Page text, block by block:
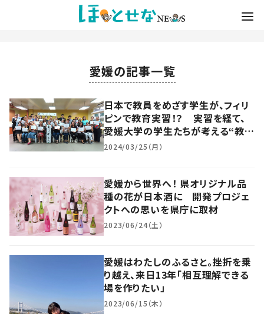
愛媛の記事一覧
日本で教員をめざす学生が、フィリ
ピンで教育実習！？ 実習を経て、
愛媛大学の学生たちが考える“教員
としての役割”とは
2024/03/25（月）
愛媛から世界へ！ 県オリジナル品
種の花が日本酒に 開発プロジェ
クトへの思いを県庁に取材
2023/06/24（土）
愛媛はわたしのふるさと。挫折を乗
り越え、来日13年「相互理解できる
場を作りたい」
2023/06/15（木）